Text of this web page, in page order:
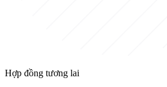
Hợp đồng tương lai